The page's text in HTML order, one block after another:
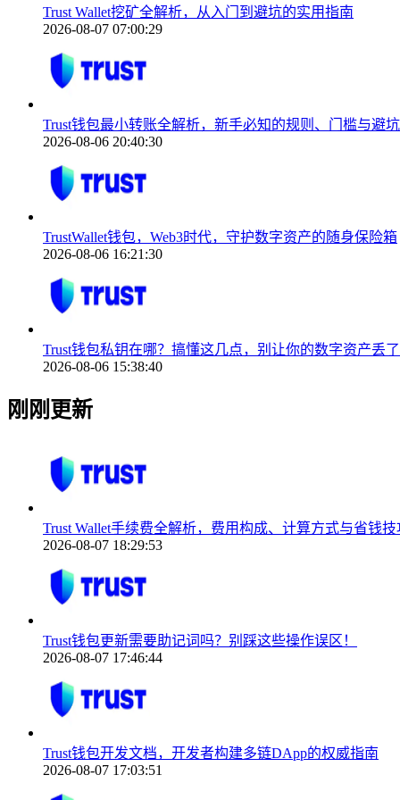
Trust Wallet挖矿全解析，从入门到避坑的实用指南
2026-08-07 07:00:29
Trust钱包最小转账全解析，新手必知的规则、门槛与避
2026-08-06 20:40:30
TrustWallet钱包，Web3时代，守护数字资产的随身保险箱
2026-08-06 16:21:30
Trust钱包私钥在哪？搞懂这几点，别让你的数字资产丢了
2026-08-06 15:38:40
刚刚更新
Trust Wallet手续费全解析，费用构成、计算方式与省钱技
2026-08-07 18:29:53
Trust钱包更新需要助记词吗？别踩这些操作误区！
2026-08-07 17:46:44
Trust钱包开发文档，开发者构建多链DApp的权威指南
2026-08-07 17:03:51